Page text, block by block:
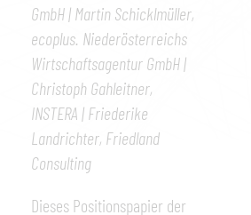
GmbH | Martin Schicklmüller,
ecoplus. Niederösterreichs
Wirtschaftsagentur GmbH |
Christoph Gahleitner,
INSTERA | Friederike
Landrichter, Friedland
Consulting
Dieses Positionspapier der